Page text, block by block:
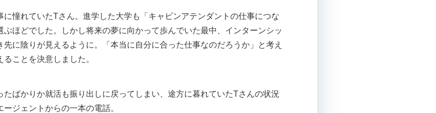
に憧れていたTさん。進学した大学も「キャビンアテンダントの仕事につな
ぶほどでした。しかし将来の夢に向かって歩んでいた最中、インターンシッ
に陰りが見えるように。「本当に自分に合った仕事なのだろうか」と考え
ことを決意しました。
たばかりか就活も振り出しに戻ってしまい、途方に暮れていたTさんの状況
ジェントからの一本の電話。